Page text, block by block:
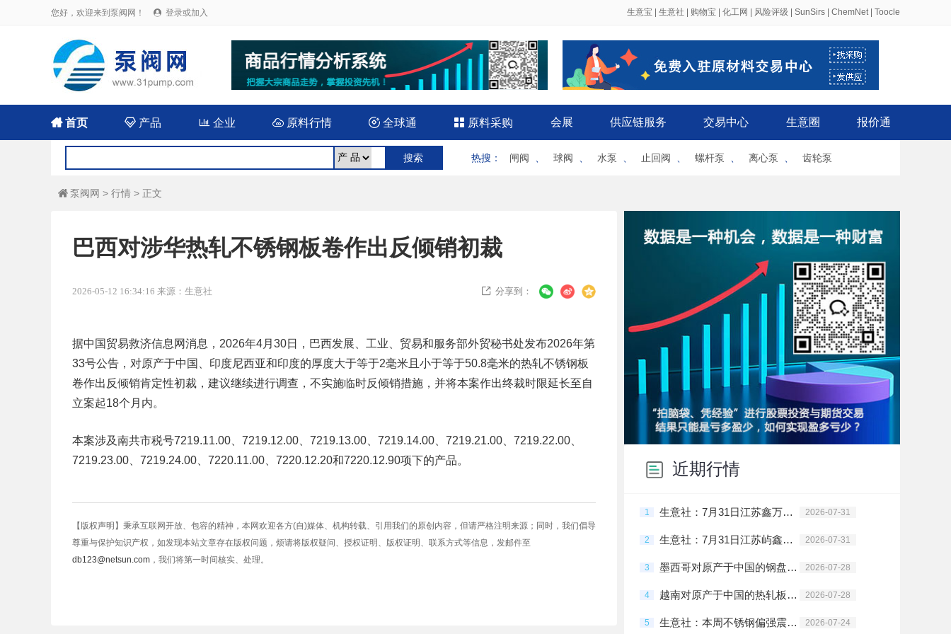
您好，欢迎来到泵阀网！  登录或加入 生意宝 生意社 购物宝 化工网 风险评级 SunSirs ChemNet| Toocle
首页  产品 企业 原料行情  全球通  原料采购 会展 供应链服务 交易中心 生意圈 报价通
热搜 ： 闸阀 球阀 水泵 止回阀 螺杆泵 离心泵 齿轮泵
 泵阀网 > 行情 > 正文
巴西对涉华热轧不锈钢板卷作出反倾销初裁
2026-05-12 16:34:16 来源：生意社  分享到：
据中国贸易救济信息网消息，2026年4月30日，巴西发展、工业、贸易和服务部外贸秘书处发布2026年第
33号公告，对原产于中国、印度尼西亚和印度的厚度大于等于2毫米且小于等于50.8毫米的热轧不锈钢板
卷作出反倾销肯定性初裁，建议继续进行调查，不实施临时反倾销措施，并将本案作出终裁时限延长至自
立案起18个月内。
本案涉及南共市税号7219.11.00、7219.12.00、7219.13.00、7219.14.00、7219.21.00、7219.22.00、
7219.23.00、7219.24.00、7220.11.00、7220.12.20和7220.12.90项下的产品。
【版权声明】秉承互联网开放、包容的精神，本网欢迎各方(自)媒体、机构转载、引用我们的原创内容，但请严格注明来源；同时，我们倡导
尊重与保护知识产权，如发现本站文章存在版权问题，烦请将版权疑问、授权证明、版权证明、联系方式等信息，发邮件至
db123@netsun.com ，我们将第一时间核实、处理。
近期行情
1 生意社：7月31日江苏鑫万佳不锈钢报价上涨 2026-07-31
2 生意社：7月31日江苏屿鑫金属不锈钢报价持平 2026-07-31
3 墨西哥对原产于中国的钢盘条启动反倾销日落复审调查 2026-07-28
4 越南对原产于中国的热轧板卷启动反倾销第一次期中复审调查 2026-07-28
5 生意社：本周不锈钢偏强震荡为主（7.20-7.24） 2026-07-24